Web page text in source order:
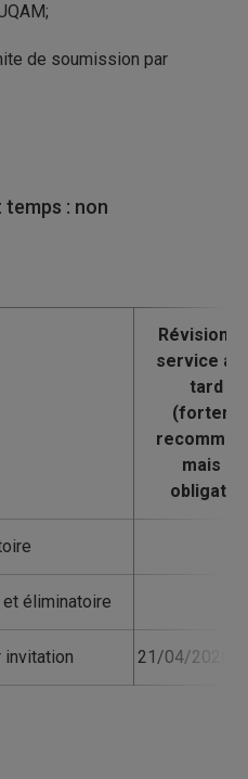
de soumission par
: non
éliminatoire
invitation 21/04/2026